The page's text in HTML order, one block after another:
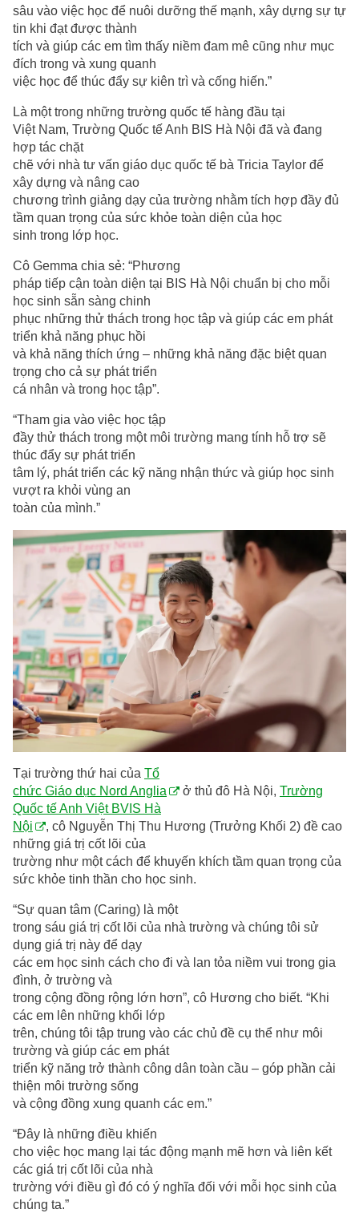
sâu vào việc học để nuôi dưỡng thế mạnh, xây dựng sự tự
tin khi đạt được thành
tích và giúp các em tìm thấy niềm đam mê cũng như mục
đích trong và xung quanh
việc học để thúc đẩy sự kiên trì và cống hiến.”
Là một trong những trường quốc tế hàng đầu tại
Việt Nam, Trường Quốc tế Anh BIS Hà Nội đã và đang
hợp tác chặt
chẽ với nhà tư vấn giáo dục quốc tế bà Tricia Taylor để
xây dựng và nâng cao
chương trình giảng dạy của trường nhằm tích hợp đầy đủ
tầm quan trọng của sức khỏe toàn diện của học
sinh trong lớp học.
Cô Gemma chia sẻ: “Phương
pháp tiếp cận toàn diện tại BIS Hà Nội chuẩn bị cho mỗi
học sinh sẵn sàng chinh
phục những thử thách trong học tập và giúp các em phát
triển khả năng phục hồi
và khả năng thích ứng – những khả năng đặc biệt quan
trọng cho cả sự phát triển
cá nhân và trong học tập”.
“Tham gia vào việc học tập
đầy thử thách trong một môi trường mang tính hỗ trợ sẽ
thúc đẩy sự phát triển
tâm lý, phát triển các kỹ năng nhận thức và giúp học sinh
vượt ra khỏi vùng an
toàn của mình.”
Tại trường thứ hai của Tổ
chức Giáo dục Nord Anglia
ở thủ đô Hà Nội, Trường
Quốc tế Anh Việt BVIS Hà
Nội
, cô Nguyễn Thị Thu Hương (Trưởng Khối 2) đề cao
những giá trị cốt lõi của
trường như một cách để khuyến khích tầm quan trọng của
sức khỏe tinh thần cho học sinh.
“Sự quan tâm (Caring) là một
trong sáu giá trị cốt lõi của nhà trường và chúng tôi sử
dụng giá trị này để dạy
các em học sinh cách cho đi và lan tỏa niềm vui trong gia
đình, ở trường và
trong cộng đồng rộng lớn hơn”, cô Hương cho biết. “Khi
các em lên những khối lớp
trên, chúng tôi tập trung vào các chủ đề cụ thể như môi
trường và giúp các em phát
triển kỹ năng trở thành công dân toàn cầu – góp phần cải
thiện môi trường sống
và cộng đồng xung quanh các em.”
“Đây là những điều khiến
cho việc học mang lại tác động mạnh mẽ hơn và liên kết
các giá trị cốt lõi của nhà
trường với điều gì đó có ý nghĩa đối với mỗi học sinh của
chúng ta.”